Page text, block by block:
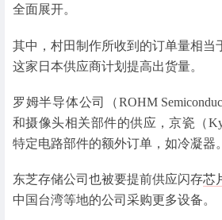
全面展开。
其中，村田制作所收到的订单量相当
这家日本供应商计划提高出货量。
罗姆半导体公司（ROHM
和摄像头相关部件的供应，京瓷（
特定电路部件的额外订单，如冷凝器。
东芝存储公司也被要提前供应闪存芯
中国台湾等地的公司采购更多设备。